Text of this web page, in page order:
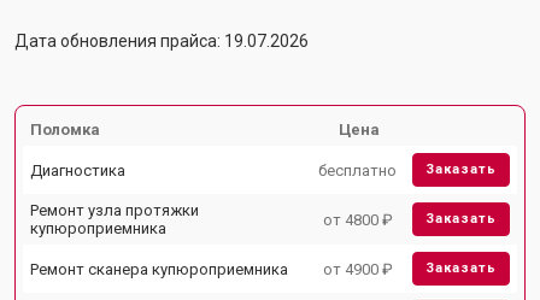
Дата обновления прайса: 19.07.2026
Поломка Цена
Диагностика бесплатно Заказать
Ремонт узла протяжки
купюроприемника
от 4800 ₽ Заказать
Ремонт сканера купюроприемника от 4900 ₽ Заказать